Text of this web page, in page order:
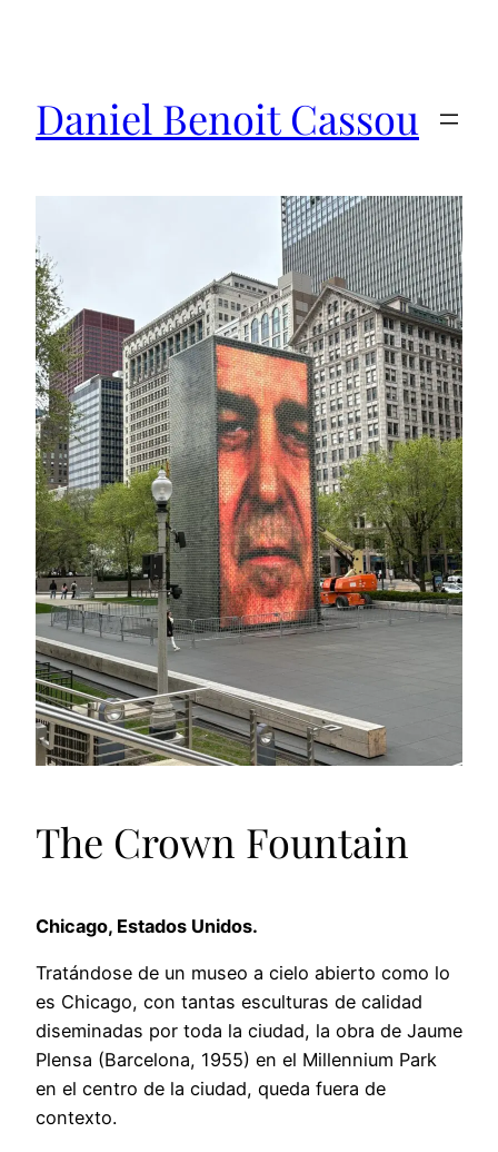
Daniel Benoit Cassou
The Crown Fountain
Chicago, Estados Unidos.
Tratándose de un museo a cielo abierto como lo
es Chicago, con tantas esculturas de calidad
diseminadas por toda la ciudad, la obra de Jaume
Plensa (Barcelona, 1955) en el Millennium Park
en el centro de la ciudad, queda fuera de
contexto.